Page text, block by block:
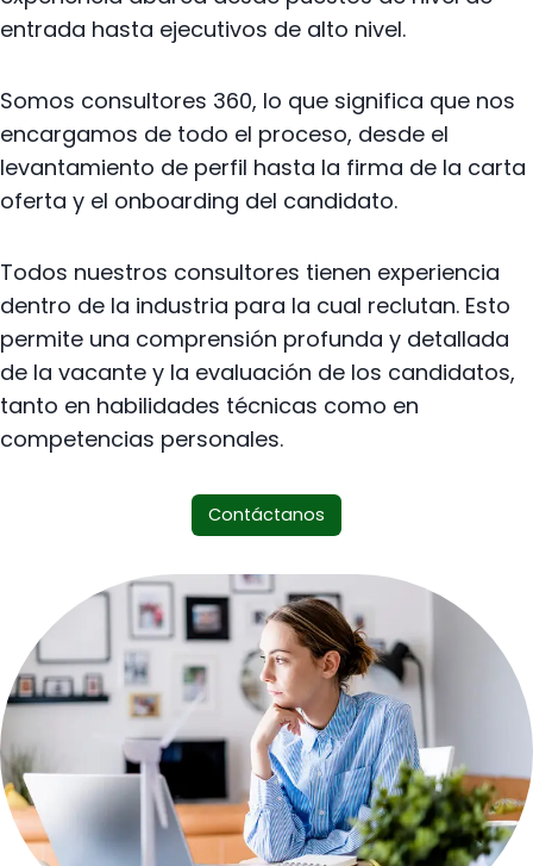
entrada hasta ejecutivos de alto nivel.
Somos consultores 360, lo que significa que nos
encargamos de todo el proceso, desde el
levantamiento de perfil hasta la firma de la carta
oferta y el onboarding del candidato.
Todos nuestros consultores tienen experiencia
dentro de la industria para la cual reclutan. Esto
permite una comprensión profunda y detallada
de la vacante y la evaluación de los candidatos,
tanto en habilidades técnicas como en
competencias personales.
Contáctanos